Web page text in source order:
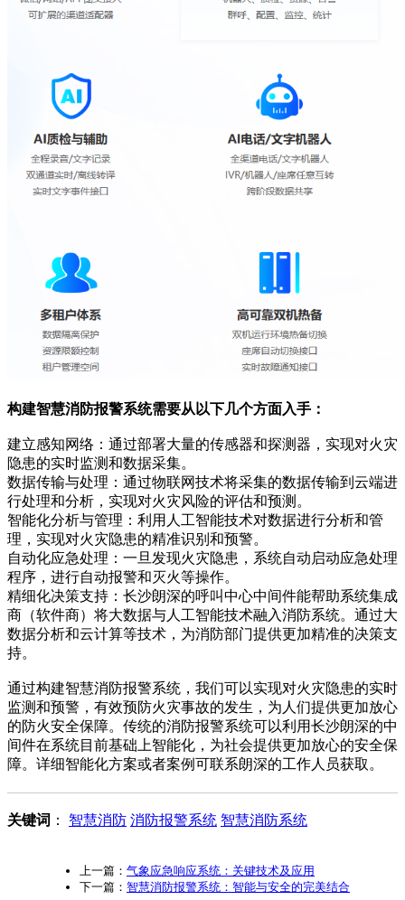
构建智慧消防报警系统需要从以下几个方面入手：
建立感知网络：通过部署大量的传感器和探测器，实现对火灾
隐患的实时监测和数据采集。
数据传输与处理：通过物联网技术将采集的数据传输到云端进
行处理和分析，实现对火灾风险的评估和预测。
智能化分析与管理：利用人工智能技术对数据进行分析和管
理，实现对火灾隐患的精准识别和预警。
自动化应急处理：一旦发现火灾隐患，系统自动启动应急处理
程序，进行自动报警和灭火等操作。
精细化决策支持：长沙朗深的呼叫中心中间件能帮助系统集成
商（软件商）将大数据与人工智能技术融入消防系统。通过大
数据分析和云计算等技术，为消防部门提供更加精准的决策支
持。
通过构建智慧消防报警系统，我们可以实现对火灾隐患的实时
监测和预警，有效预防火灾事故的发生，为人们提供更加放心
的防火安全保障。传统的消防报警系统可以利用长沙朗深的中
间件在系统目前基础上智能化，为社会提供更加放心的安全保
障。详细智能化方案或者案例可联系朗深的工作人员获取。
关键词 ： 智慧消防 消防报警系统 智慧消防系统
上一篇： 气象应急响应系统：关键技术及应用
下一篇： 智慧消防报警系统：智能与安全的完美结合